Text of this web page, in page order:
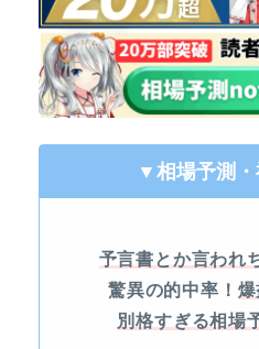
▼相場予測
予言書とか言われ
驚異の的中率！ 爆
別格すぎる相場